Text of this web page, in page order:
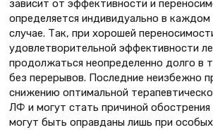
зависит от эффективности и
определяется индивидуально в
случае. Так, при хорошей
удовлетворительной эффективности
продолжаться неопределенно долго в
без перерывов. Последние неизбежно
снижению оптимальной
ЛФ и могут стать причиной обострения
могут быть оправданы лишь при